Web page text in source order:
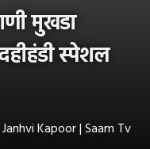
मुखडा
स्पेशल
Janhvi Kapoor | Saam Tv